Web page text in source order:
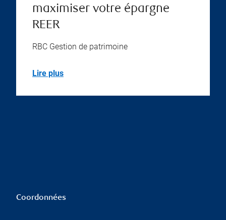
maximiser votre épargne
REER
RBC Gestion de patrimoine
Lire plus
Coordonnées